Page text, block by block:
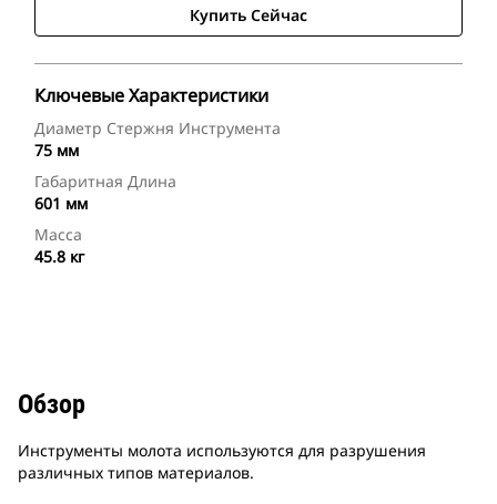
Купить Сейчас
Ключевые Характеристики
Диаметр Стержня Инструмента
75 мм
Габаритная Длина
601 мм
Масса
45.8 кг
Обзор
Инструменты молота используются для разрушения
различных типов материалов.